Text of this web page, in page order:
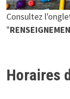
Consultez
"
Horaires